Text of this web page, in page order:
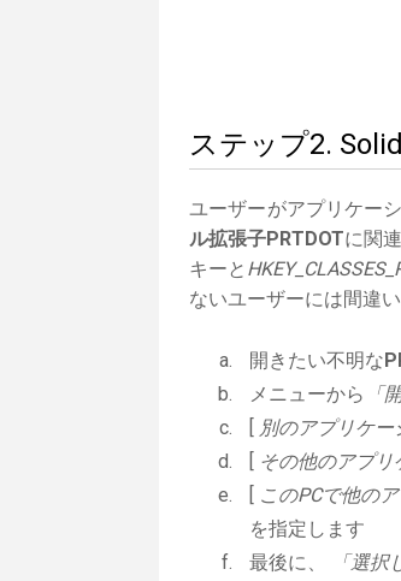
ステップ2.
ユーザーがアプリケー
ル拡張子PRTDOTに関
キーと
ないユーザーには間違
開きたい不明な
メニューから
「
[ 別のアプリケ
[ その他のアプリ
[ このPCで他の
を指定します
最後に、
「選